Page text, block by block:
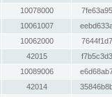
10078000
10061007
10062000
42015
10089006
42014